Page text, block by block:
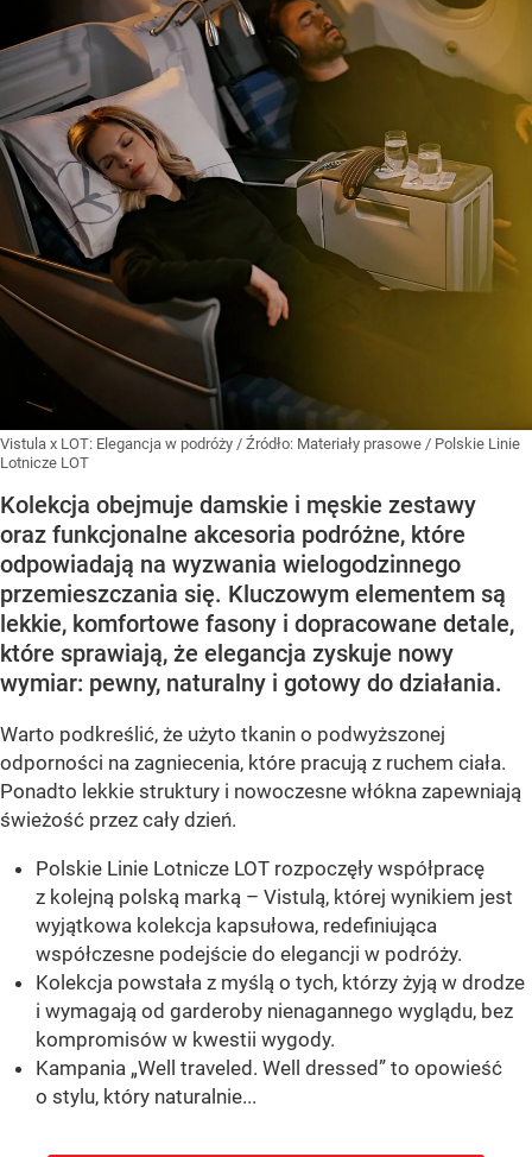
Vistula x LOT: Elegancja w podróży / Źródło: Materiały prasowe / Polskie Linie
Lotnicze LOT
Kolekcja obejmuje damskie i męskie zestawy
oraz funkcjonalne akcesoria podróżne, które
odpowiadają na wyzwania wielogodzinnego
przemieszczania się. Kluczowym elementem są
lekkie, komfortowe fasony i dopracowane detale,
które sprawiają, że elegancja zyskuje nowy
wymiar: pewny, naturalny i gotowy do działania.
Warto podkreślić, że użyto tkanin o podwyższonej
odporności na zagniecenia, które pracują z ruchem ciała.
Ponadto lekkie struktury i nowoczesne włókna zapewniają
świeżość przez cały dzień.
Polskie Linie Lotnicze LOT rozpoczęły współpracę
z kolejną polską marką – Vistulą, której wynikiem jest
wyjątkowa kolekcja kapsułowa, redefiniująca
współczesne podejście do elegancji w podróży.
Kolekcja powstała z myślą o tych, którzy żyją w drodze
i wymagają od garderoby nienagannego wyglądu, bez
kompromisów w kwestii wygody.
Kampania „Well traveled. Well dressed” to opowieść
o stylu, który naturalnie...